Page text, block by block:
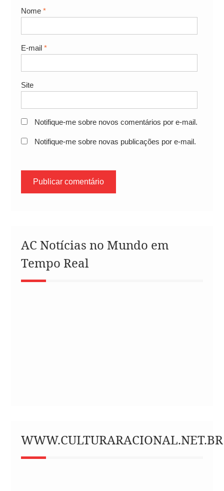
Nome *
E-mail *
Site
Notifique-me sobre novos comentários por e-mail.
Notifique-me sobre novas publicações por e-mail.
AC Notícias no Mundo em
Tempo Real
WWW.CULTURARACIONAL.NET.BR